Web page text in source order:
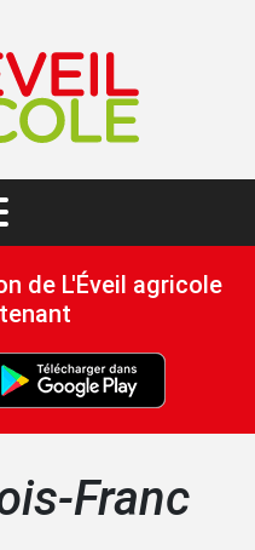
de L'Éveil agricole
Franc